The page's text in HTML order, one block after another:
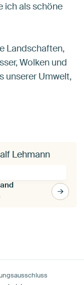
ich als schöne
Landschaften,
Wolken und
unserer Umwelt,
Lehmann